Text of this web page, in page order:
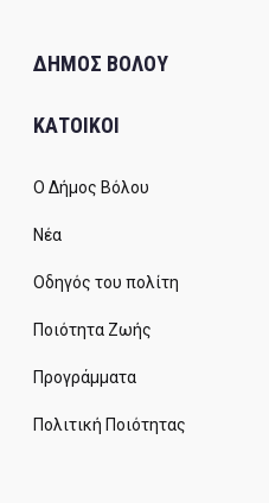
ΔΗΜΟΣ ΒΟΛΟΥ
ΚΑΤΟΙΚΟΙ
Ο Δήμος Βόλου
Νέα
Οδηγός του πολίτη
Ποιότητα Ζωής
Προγράμματα
Πολιτική Ποιότητας